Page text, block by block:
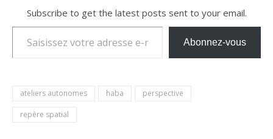
Subscribe to get the latest posts sent to your email.
Saisissez votre adresse e-mail…
Abonnez-vous
ateliers autonomes haba perspective
repère spatial